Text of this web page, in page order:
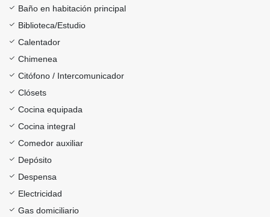
Baño en habitación principal
Biblioteca/Estudio
Calentador
Chimenea
Citófono / Intercomunicador
Clósets
Cocina equipada
Cocina integral
Comedor auxiliar
Depósito
Despensa
Electricidad
Gas domiciliario